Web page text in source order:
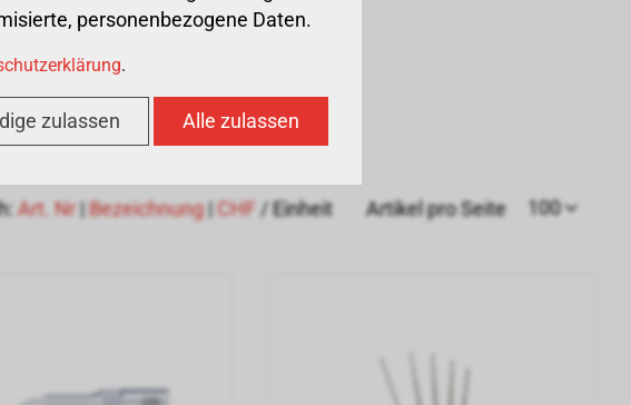
Artikel pro Seite 100
Art. Nr | Bezeichnung|CHF/ Einheit
personenbezogene Daten.
.
zulassen Alle zulassen